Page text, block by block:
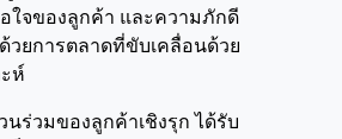
ใจของลูกค้า และความภักดี
วยการตลาดที่ขับเคลื่อนด้วย
ห์
นร่วมของลูกค้าเชิงรุก ได้รับ